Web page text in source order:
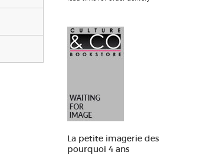
La petite imagerie des
pourquoi 4 ans